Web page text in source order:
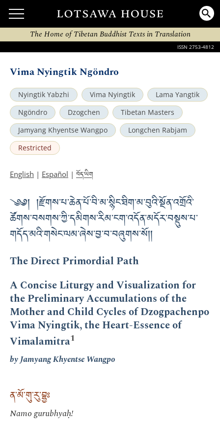
The Home of Tibetan Buddhist Texts in Translation
ISSN 2753-4812
Vima Nyingtik Ngöndro
Nyingtik Yabzhi Vima Nyingtik
Lama Yangtik
Ngöndro
Dzogchen
Tibetan Masters
Jamyang Khyentse Wangpo
Longchen Rabjam
Restricted
English | Español | བོད་ཡིག
༄༅། །རྫོགས་པ་ཆེན་པོ་བི་མ་སྙིང་ཐིག་མ་བུའི་སྔོན་འགྲོའི་
ཚོགས་བསགས་ཀྱི་དམིགས་རིམ་ངག་འདོན་མདོར་བསྡུས་པ་
གདོད་མའི་གསེང་ལམ་ཞེས་བྱ་བ་བཞུགས་སོ།།
The Direct Primordial Path
A Concise Liturgy and Visualization for
the Preliminary Accumulations of the
Mother and Child Cycles of Dzogpachenpo
Vima Nyingtik, the Heart-Essence of
Vimalamitra1
by Jamyang Khyentse Wangpo
ན་མོ་གུ་རུ་བྷྱཿ
Namo gurubhyaḥ!